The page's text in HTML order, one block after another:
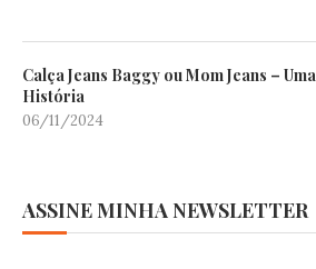
Calça Jeans Baggy ou Mom Jeans – Uma
História
06/11/2024
ASSINE MINHA NEWSLETTER